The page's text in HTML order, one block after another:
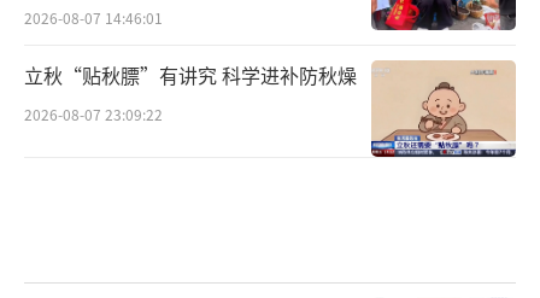
2026-08-07 14:46:01
立秋“贴秋膘”有讲究 科学进补防秋燥
2026-08-07 23:09:22